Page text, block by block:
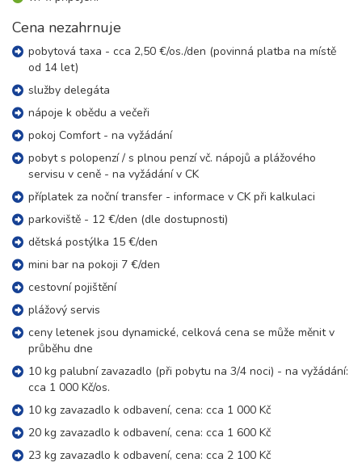
Cena nezahrnuje
pobytová taxa - cca 2,50 €/os./den (povinná platba na místě
od 14 let)
služby delegáta
nápoje k obědu a večeři
pokoj Comfort - na vyžádání
pobyt s polopenzí / s plnou penzí vč. nápojů a plážového
servisu v ceně - na vyžádání v CK
příplatek za noční transfer - informace v CK při kalkulaci
parkoviště - 12 €/den (dle dostupnosti)
dětská postýlka 15 €/den
mini bar na pokoji 7 €/den
cestovní pojištění
plážový servis
ceny letenek jsou dynamické, celková cena se může měnit v
průběhu dne
10 kg palubní zavazadlo (při pobytu na 3/4 noci) - na vyžádání:
cca 1 000 Kč/os.
10 kg zavazadlo k odbavení, cena: cca 1 000 Kč
20 kg zavazadlo k odbavení, cena: cca 1 600 Kč
23 kg zavazadlo k odbavení, cena: cca 2 100 Kč